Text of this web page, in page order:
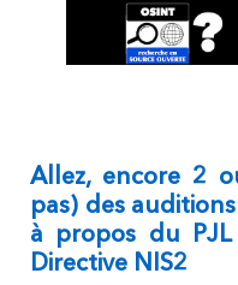
Allez, encore 2
pas) des
à propos du
Directive NIS2